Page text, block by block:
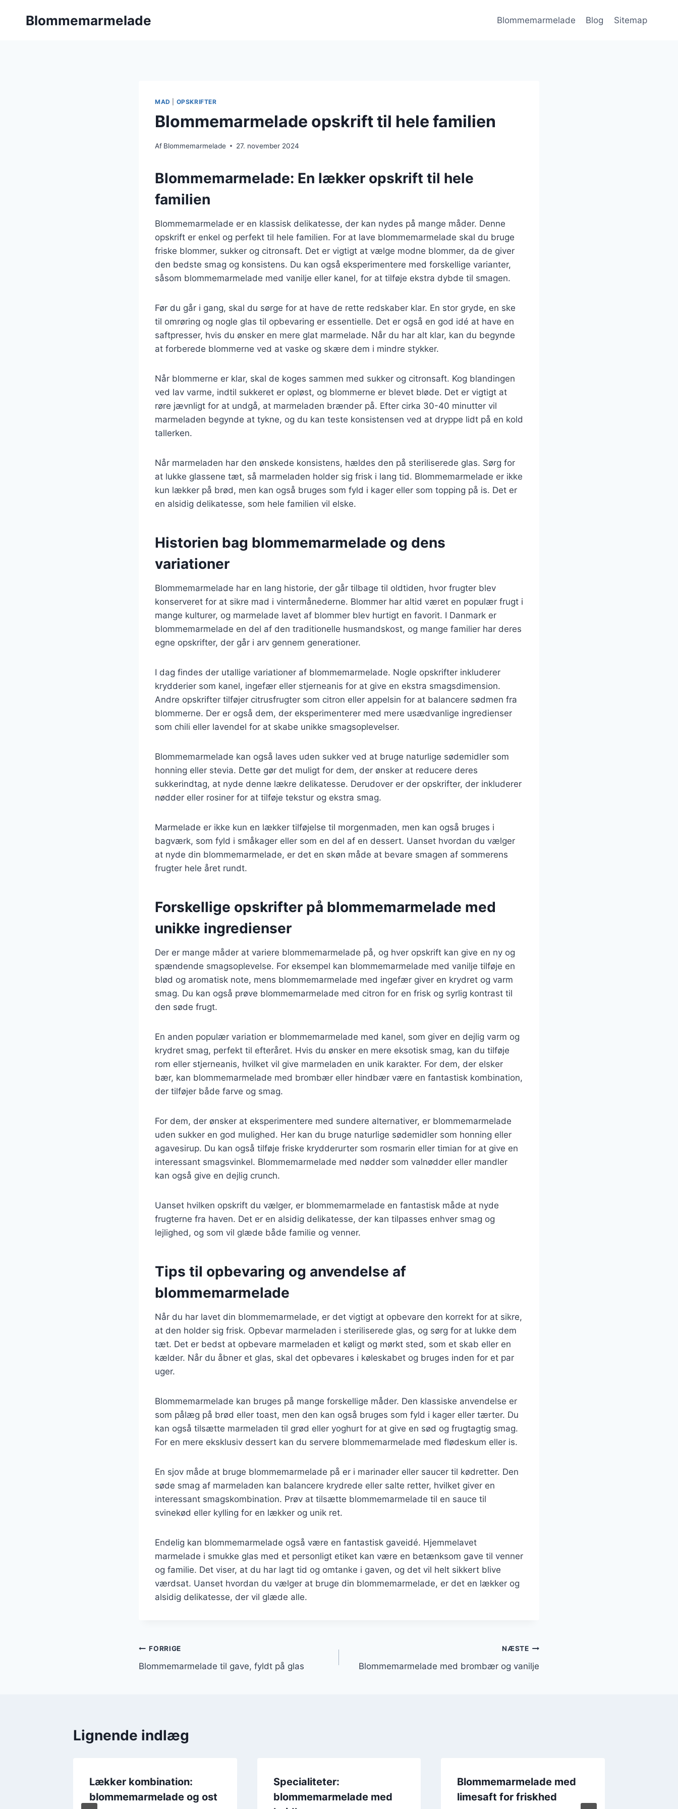
Blommemarmelade Blommemarmelade Blog Sitemap
MAD OPSKRIFTER
Blommemarmelade opskrift til hele familien
Af Blommemarmelade 27. november 2024
Blommemarmelade: En lækker opskrift til hele
familien
Blommemarmelade er en klassisk delikatesse, der kan nydes på mange måder. Denne
opskrift er enkel og perfekt til hele familien. For at lave blommemarmelade skal du bruge
friske blommer, sukker og citronsaft. Det er vigtigt at vælge modne blommer, da de giver
den bedste smag og konsistens. Du kan også eksperimentere med forskellige varianter,
såsom blommemarmelade med vanilje eller kanel, for at tilføje ekstra dybde til smagen.
Før du går i gang, skal du sørge for at have de rette redskaber klar. En stor gryde, en ske
til omrøring og nogle glas til opbevaring er essentielle. Det er også en god idé at have en
saftpresser, hvis du ønsker en mere glat marmelade. Når du har alt klar, kan du begynde
at forberede blommerne ved at vaske og skære dem i mindre stykker.
Når blommerne er klar, skal de koges sammen med sukker og citronsaft. Kog blandingen
ved lav varme, indtil sukkeret er opløst, og blommerne er blevet bløde. Det er vigtigt at
røre jævnligt for at undgå, at marmeladen brænder på. Efter cirka 30-40 minutter vil
marmeladen begynde at tykne, og du kan teste konsistensen ved at dryppe lidt på en kold
tallerken.
Når marmeladen har den ønskede konsistens, hældes den på steriliserede glas. Sørg for
at lukke glassene tæt, så marmeladen holder sig frisk i lang tid. Blommemarmelade er ikke
kun lækker på brød, men kan også bruges som fyld i kager eller som topping på is. Det er
en alsidig delikatesse, som hele familien vil elske.
Historien bag blommemarmelade og dens
variationer
Blommemarmelade har en lang historie, der går tilbage til oldtiden, hvor frugter blev
konserveret for at sikre mad i vintermånederne. Blommer har altid været en populær frugt i
mange kulturer, og marmelade lavet af blommer blev hurtigt en favorit. I Danmark er
blommemarmelade en del af den traditionelle husmandskost, og mange familier har deres
egne opskrifter, der går i arv gennem generationer.
I dag findes der utallige variationer af blommemarmelade. Nogle opskrifter inkluderer
krydderier som kanel, ingefær eller stjerneanis for at give en ekstra smagsdimension.
Andre opskrifter tilføjer citrusfrugter som citron eller appelsin for at balancere sødmen fra
blommerne. Der er også dem, der eksperimenterer med mere usædvanlige ingredienser
som chili eller lavendel for at skabe unikke smagsoplevelser.
Blommemarmelade kan også laves uden sukker ved at bruge naturlige sødemidler som
honning eller stevia. Dette gør det muligt for dem, der ønsker at reducere deres
sukkerindtag, at nyde denne lækre delikatesse. Derudover er der opskrifter, der inkluderer
nødder eller rosiner for at tilføje tekstur og ekstra smag.
Marmelade er ikke kun en lækker tilføjelse til morgenmaden, men kan også bruges i
bagværk, som fyld i småkager eller som en del af en dessert. Uanset hvordan du vælger
at nyde din blommemarmelade, er det en skøn måde at bevare smagen af sommerens
frugter hele året rundt.
Forskellige opskrifter på blommemarmelade med
unikke ingredienser
Der er mange måder at variere blommemarmelade på, og hver opskrift kan give en ny og
spændende smagsoplevelse. For eksempel kan blommemarmelade med vanilje tilføje en
blød og aromatisk note, mens blommemarmelade med ingefær giver en krydret og varm
smag. Du kan også prøve blommemarmelade med citron for en frisk og syrlig kontrast til
den søde frugt.
En anden populær variation er blommemarmelade med kanel, som giver en dejlig varm og
krydret smag, perfekt til efteråret. Hvis du ønsker en mere eksotisk smag, kan du tilføje
rom eller stjerneanis, hvilket vil give marmeladen en unik karakter. For dem, der elsker
bær, kan blommemarmelade med brombær eller hindbær være en fantastisk kombination,
der tilføjer både farve og smag.
For dem, der ønsker at eksperimentere med sundere alternativer, er blommemarmelade
uden sukker en god mulighed. Her kan du bruge naturlige sødemidler som honning eller
agavesirup. Du kan også tilføje friske krydderurter som rosmarin eller timian for at give en
interessant smagsvinkel. Blommemarmelade med nødder som valnødder eller mandler
kan også give en dejlig crunch.
Uanset hvilken opskrift du vælger, er blommemarmelade en fantastisk måde at nyde
frugterne fra haven. Det er en alsidig delikatesse, der kan tilpasses enhver smag og
lejlighed, og som vil glæde både familie og venner.
Tips til opbevaring og anvendelse af
blommemarmelade
Når du har lavet din blommemarmelade, er det vigtigt at opbevare den korrekt for at sikre,
at den holder sig frisk. Opbevar marmeladen i steriliserede glas, og sørg for at lukke dem
tæt. Det er bedst at opbevare marmeladen et køligt og mørkt sted, som et skab eller en
kælder. Når du åbner et glas, skal det opbevares i køleskabet og bruges inden for et par
uger.
Blommemarmelade kan bruges på mange forskellige måder. Den klassiske anvendelse er
som pålæg på brød eller toast, men den kan også bruges som fyld i kager eller tærter. Du
kan også tilsætte marmeladen til grød eller yoghurt for at give en sød og frugtagtig smag.
For en mere eksklusiv dessert kan du servere blommemarmelade med flødeskum eller is.
En sjov måde at bruge blommemarmelade på er i marinader eller saucer til kødretter. Den
søde smag af marmeladen kan balancere krydrede eller salte retter, hvilket giver en
interessant smagskombination. Prøv at tilsætte blommemarmelade til en sauce til
svinekød eller kylling for en lækker og unik ret.
Endelig kan blommemarmelade også være en fantastisk gaveidé. Hjemmelavet
marmelade i smukke glas med et personligt etiket kan være en betænksom gave til venner
og familie. Det viser, at du har lagt tid og omtanke i gaven, og det vil helt sikkert blive
værdsat. Uanset hvordan du vælger at bruge din blommemarmelade, er det en lækker og
alsidig delikatesse, der vil glæde alle.
Indlægsnavigation
FORRIGE
Blommemarmelade til gave, fyldt på glas
NÆSTE
Blommemarmelade med brombær og vanilje
Lignende indlæg
Lækker kombination:
blommemarmelade og ost
Specialiteter:
blommemarmelade med
Blommemarmelade med
limesaft for friskhed